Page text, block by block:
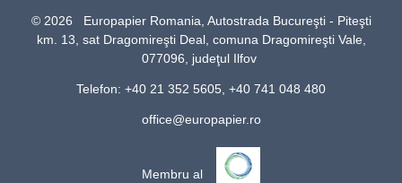
© 2026 Europapier Romania, Autostrada Bucureşti - Piteşti
km. 13, sat Dragomireşti Deal, comuna Dragomireşti Vale,
077096, judeţul Ilfov
Telefon: +40 21 352 5605, +40 741 048 480
office@europapier.ro
Membru al